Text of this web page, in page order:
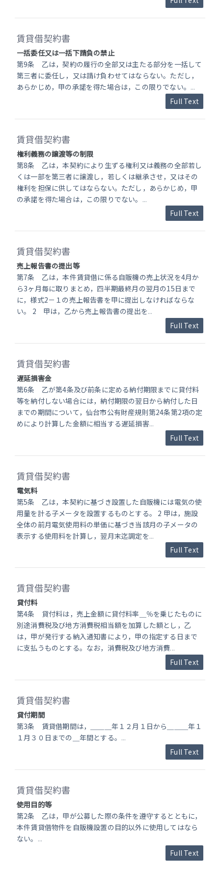
賃貸借契約書
一括委任又は一括下請負の禁止
第9条 乙は，契約の履行の全部又は主たる部分を一括して
第三者に委任し，又は請け負わせてはならない。ただし，
あらかじめ，甲の承諾を得た場合は，この限りでない。 ...
Full Text
賃貸借契約書
権利義務の譲渡等の制限
第8条 乙は，本契約により生ずる権利又は義務の全部若し
くは一部を第三者に譲渡し，若しくは継承させ，又はその
権利を担保に供してはならない。ただし，あらかじめ，甲
の承諾を得た場合は，この限りでない。 ...
Full Text
賃貸借契約書
売上報告書の提出等
第7条 乙は，本件賃貸借に係る自販機の売上状況を4月か
ら3ヶ月毎に取りまとめ，四半期最終月の翌月の15日まで
に，様式2－１の売上報告書を甲に提出しなければならな
い。 2 甲は，乙から売上報告書の提出を...
Full Text
賃貸借契約書
遅延損害金
第6条 乙が第4条及び前条に定める納付期限までに貸付料
等を納付しない場合には，納付期限の翌日から納付した日
までの期間について，仙台市公有財産規則第24条第2項の定
めにより計算した金額に相当する遅延損害...
Full Text
賃貸借契約書
電気料
第5条 乙は，本契約に基づき設置した自販機には電気の使
用量を計る子メータを設置するものとする。 2 甲は，施設
全体の前月電気使用料の単価に基づき当該月の子メータの
表示する使用料を計算し，翌月末迄調定を...
Full Text
賃貸借契約書
貸付料
第4条 貸付料は，売上金額に貸付料率＿％を乗じたものに
別途消費税及び地方消費税相当額を加算した額とし，乙
は，甲が発行する納入通知書により，甲の指定する日まで
に支払うものとする。なお，消費税及び地方消費...
Full Text
賃貸借契約書
貸付期間
第3条 賃貸借期間は，＿＿＿年１２月１日から＿＿＿年１
１月３０日までの＿年間とする。 ...
Full Text
賃貸借契約書
使用目的等
第2条 乙は，甲が公募した際の条件を遵守するとともに，
本件賃貸借物件を自販機設置の目的以外に使用してはなら
ない。 ...
Full Text